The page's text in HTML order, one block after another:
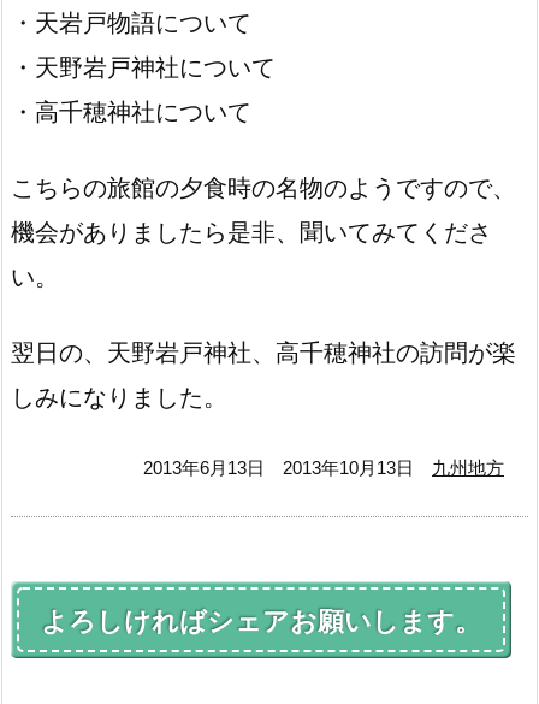
・天岩戸物語について
・天野岩戸神社について
・高千穂神社について
こちらの旅館の夕食時の名物のようですので、
機会がありましたら是非、聞いてみてくださ
い。
翌日の、天野岩戸神社、高千穂神社の訪問が楽
しみになりました。
2013年6月13日 2013年10月13日 九州地方
よろしければシェアお願いします。